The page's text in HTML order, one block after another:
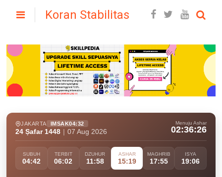
Koran Stabilitas
JAKARTA IMSAK04:32
24 Ṣafar 1448 07 Aug 2026
Menuju Ashar
02:36:25
SUBUH
04:42
TERBIT
06:02
DZUHUR
11:58
ASHAR
15:19
MAGHRIB
17:55
ISYA
19:06